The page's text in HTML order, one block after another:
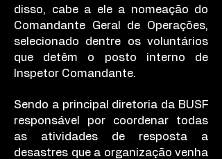
disso, cabe a ele a nomeação do
Comandante Geral de Operações,
selecionado dentre os voluntários
que detêm o posto interno de
Inspetor Comandante.
Sendo a principal diretoria da BUSF
responsável por coordenar todas
as atividades de resposta a
desastres que a organização venha